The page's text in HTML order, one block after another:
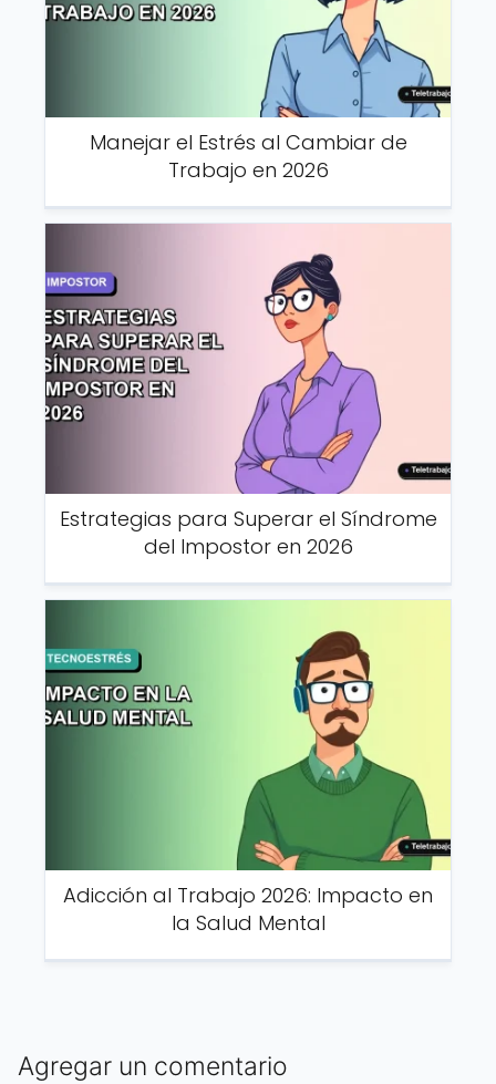
Manejar el Estrés al Cambiar de
Trabajo en 2026
Estrategias para Superar el Síndrome
del Impostor en 2026
Adicción al Trabajo 2026: Impacto en
la Salud Mental
Agregar un comentario